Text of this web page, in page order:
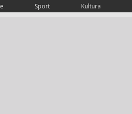
Sport Kultura